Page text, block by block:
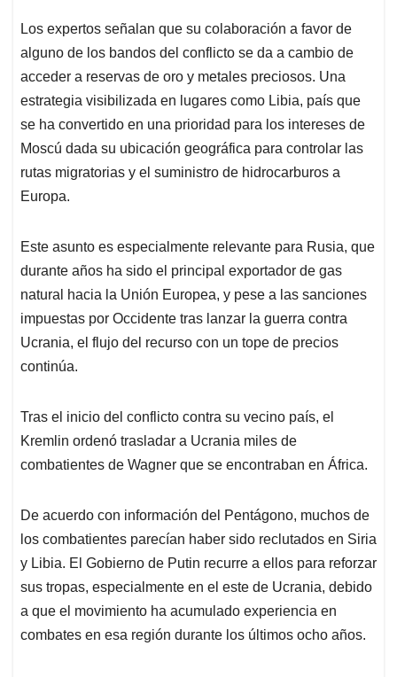
Los expertos señalan que su colaboración a favor de
alguno de los bandos del conflicto se da a cambio de
acceder a reservas de oro y metales preciosos. Una
estrategia visibilizada en lugares como Libia, país que
se ha convertido en una prioridad para los intereses de
Moscú dada su ubicación geográfica para controlar las
rutas migratorias y el suministro de hidrocarburos a
Europa.
Este asunto es especialmente relevante para Rusia, que
durante años ha sido el principal exportador de gas
natural hacia la Unión Europea, y pese a las sanciones
impuestas por Occidente tras lanzar la guerra contra
Ucrania, el flujo del recurso con un tope de precios
continúa.
Tras el inicio del conflicto contra su vecino país, el
Kremlin ordenó trasladar a Ucrania miles de
combatientes de Wagner que se encontraban en África.
De acuerdo con información del Pentágono, muchos de
los combatientes parecían haber sido reclutados en Siria
y Libia. El Gobierno de Putin recurre a ellos para reforzar
sus tropas, especialmente en el este de Ucrania, debido
a que el movimiento ha acumulado experiencia en
combates en esa región durante los últimos ocho años.